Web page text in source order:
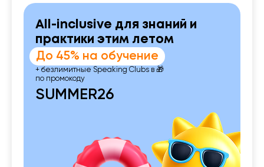
All-inclusive для знаний и
практики этим летом
До 45% на обучение
+ безлимитные Speaking Clubs в 🎁
по промокоду
SUMMER26